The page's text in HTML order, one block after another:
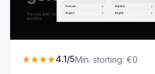
★★★★4.1/5Min. storting: €0